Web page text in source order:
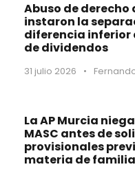
Abuso de derecho
instaron la
diferencia inferior
de dividendos
31 julio 2026 •
La AP Murcia
MASC antes de
provisionales
materia de familia